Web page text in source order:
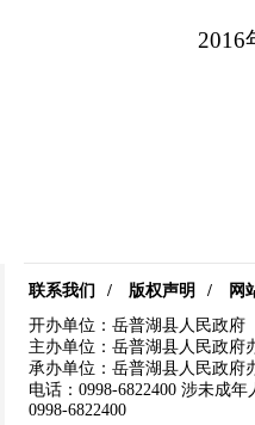
2016
联系我们 / 版权声明 /
网
开办单位：岳普湖县人民政府
主办单位：岳普湖县人民政府
承办单位：岳普湖县人民政府
电话：0998-6822400涉未成年
0998-6822400